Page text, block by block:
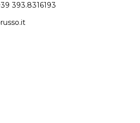
393.8316193